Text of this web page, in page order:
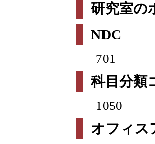
研究室の
NDC
701
科目分類
1050
オフィス